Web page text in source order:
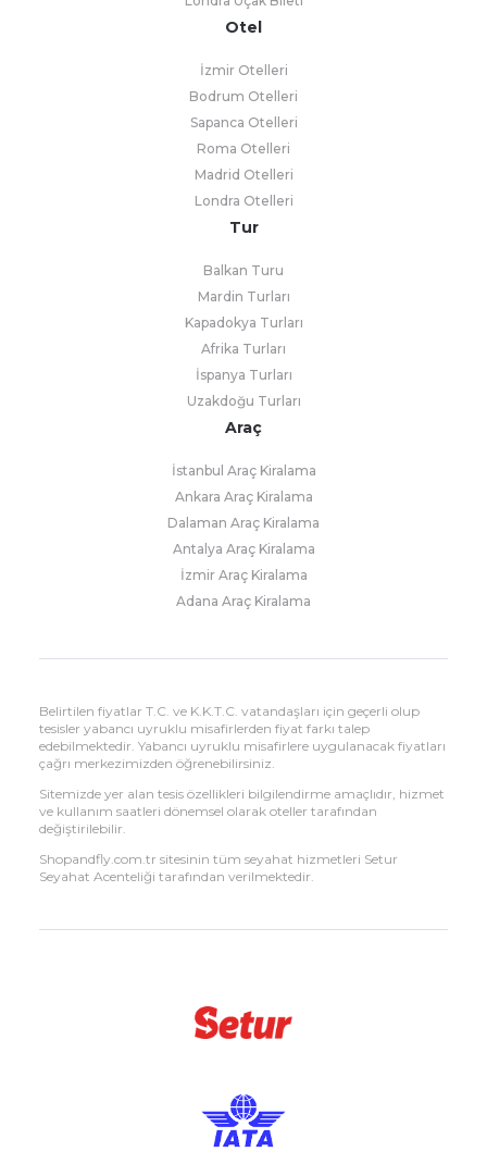
Otel
İzmir Otelleri
Bodrum Otelleri
Sapanca Otelleri
Roma Otelleri
Madrid Otelleri
Londra Otelleri
Tur
Balkan Turu
Mardin Turları
Kapadokya Turları
Afrika Turları
İspanya Turları
Uzakdoğu Turları
Araç
İstanbul Araç Kiralama
Ankara Araç Kiralama
Dalaman Araç Kiralama
Antalya Araç Kiralama
İzmir Araç Kiralama
Adana Araç Kiralama
Belirtilen fiyatlar T.C. ve K.K.T.C. vatandaşları için geçerli olup
tesisler yabancı uyruklu misafirlerden fiyat farkı talep
edebilmektedir. Yabancı uyruklu misafirlere uygulanacak fiyatları
çağrı merkezimizden öğrenebilirsiniz.
Sitemizde yer alan tesis özellikleri bilgilendirme amaçlıdır, hizmet
ve kullanım saatleri dönemsel olarak oteller tarafından
değiştirilebilir.
Shopandfly.com.tr sitesinin tüm seyahat hizmetleri Setur
Seyahat Acenteliği tarafından verilmektedir.